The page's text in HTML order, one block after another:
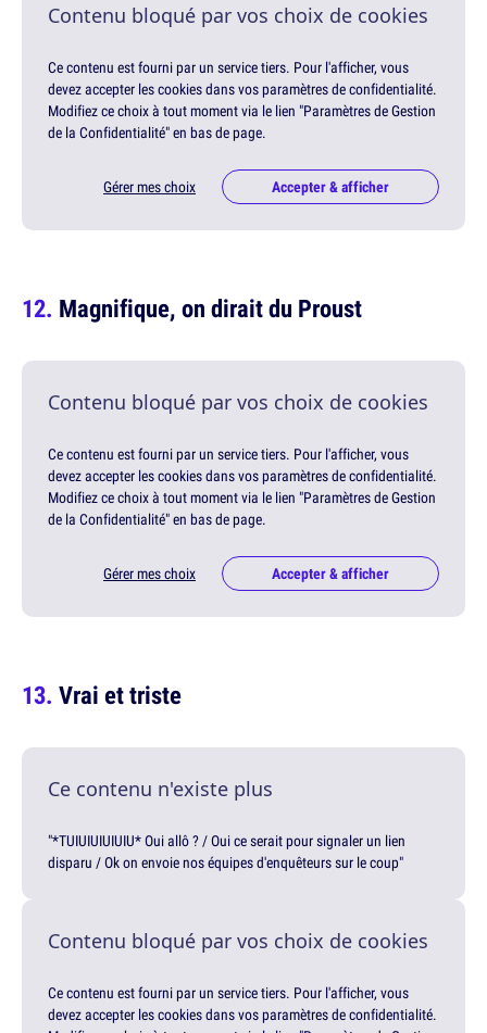
Contenu bloqué par vos choix de cookies
Ce contenu est fourni par un service tiers. Pour l'afficher, vous
devez accepter les cookies dans vos paramètres de confidentialité.
Modifiez ce choix à tout moment via le lien "Paramètres de Gestion
de la Confidentialité" en bas de page.
Gérer mes choix Accepter & afficher
Magnifique, on dirait du Proust
Contenu bloqué par vos choix de cookies
Ce contenu est fourni par un service tiers. Pour l'afficher, vous
devez accepter les cookies dans vos paramètres de confidentialité.
Modifiez ce choix à tout moment via le lien "Paramètres de Gestion
de la Confidentialité" en bas de page.
Gérer mes choix Accepter & afficher
Vrai et triste
Ce contenu n'existe plus
"*TUIUIUIUIUIU* Oui allô ? / Oui ce serait pour signaler un lien
disparu / Ok on envoie nos équipes d'enquêteurs sur le coup"
Contenu bloqué par vos choix de cookies
Ce contenu est fourni par un service tiers. Pour l'afficher, vous
devez accepter les cookies dans vos paramètres de confidentialité.